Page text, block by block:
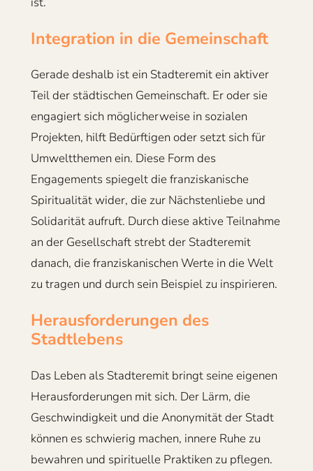
Integration in die Gemeinschaft
Gerade deshalb ist ein Stadteremit ein aktiver
Teil der städtischen Gemeinschaft. Er oder sie
engagiert sich möglicherweise in sozialen
Projekten, hilft Bedürftigen oder setzt sich für
Umweltthemen ein. Diese Form des
Engagements spiegelt die franziskanische
Spiritualität wider, die zur Nächstenliebe und
Solidarität aufruft. Durch diese aktive Teilnahme
an der Gesellschaft strebt der Stadteremit
danach, die franziskanischen Werte in die Welt
zu tragen und durch sein Beispiel zu inspirieren.
Herausforderungen des
Stadtlebens
Das Leben als Stadteremit bringt seine eigenen
Herausforderungen mit sich. Der Lärm, die
Geschwindigkeit und die Anonymität der Stadt
können es schwierig machen, innere Ruhe zu
bewahren und spirituelle Praktiken zu pflegen.